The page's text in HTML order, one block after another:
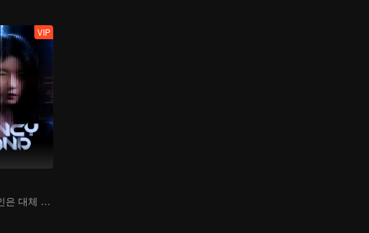
VIP
가면 뒤 범인은 대체 누구인가?